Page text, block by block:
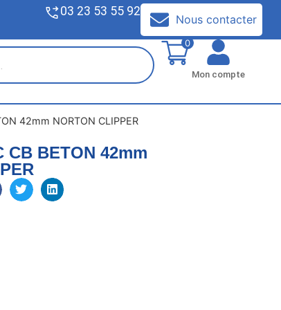
03 23 53 55 92
Nous contacter
0
Mon compte
42mm NORTON CLIPPER
CB BETON 42mm